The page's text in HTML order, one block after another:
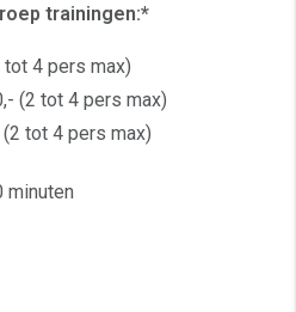
trainingen:*
4 pers max)
tot 4 pers max)
tot 4 pers max)
minuten